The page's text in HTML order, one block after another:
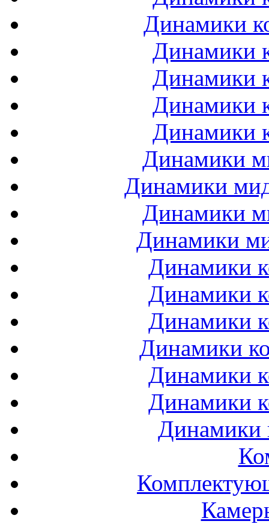
Динамики
Динамики
Динамики
Динамики
Динамики
Динамики
Динамики
Динамики
Динамики
Динамики
Динамики
Динамики
Динамики
Динамики
Динамики
Динамики